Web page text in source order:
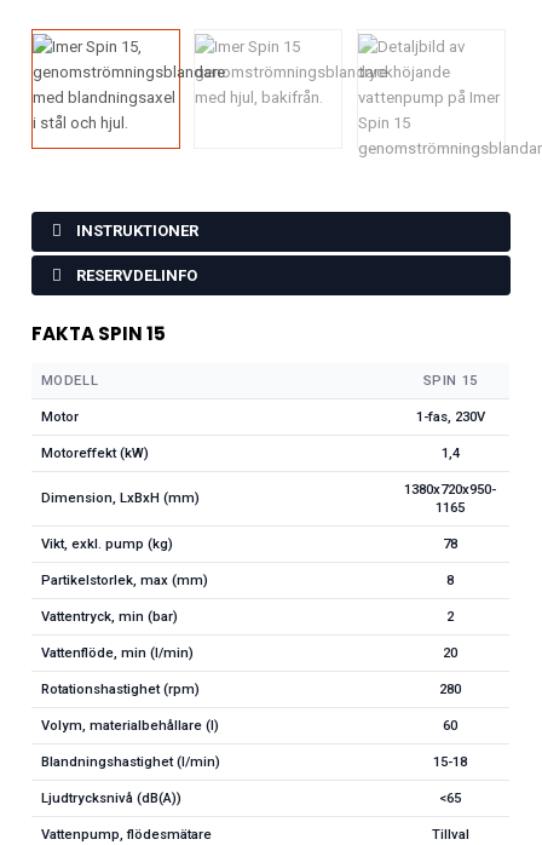
INSTRUKTIONER
RESERVDELINFO
FAKTA SPIN 15
MODELL SPIN 15
Motor 1-fas, 230V
Motoreffekt (kW) 1,4
Dimension, LxBxH (mm)
1380x720x950-
1165
Vikt, exkl. pump (kg) 78
Partikelstorlek, max (mm) 8
Vattentryck, min (bar) 2
Vattenflöde, min (l/min) 20
Rotationshastighet (rpm) 280
Volym, materialbehållare (l) 60
Blandningshastighet (l/min) 15-18
Ljudtrycksnivå (dB(A)) <65
Vattenpump, flödesmätare Tillval